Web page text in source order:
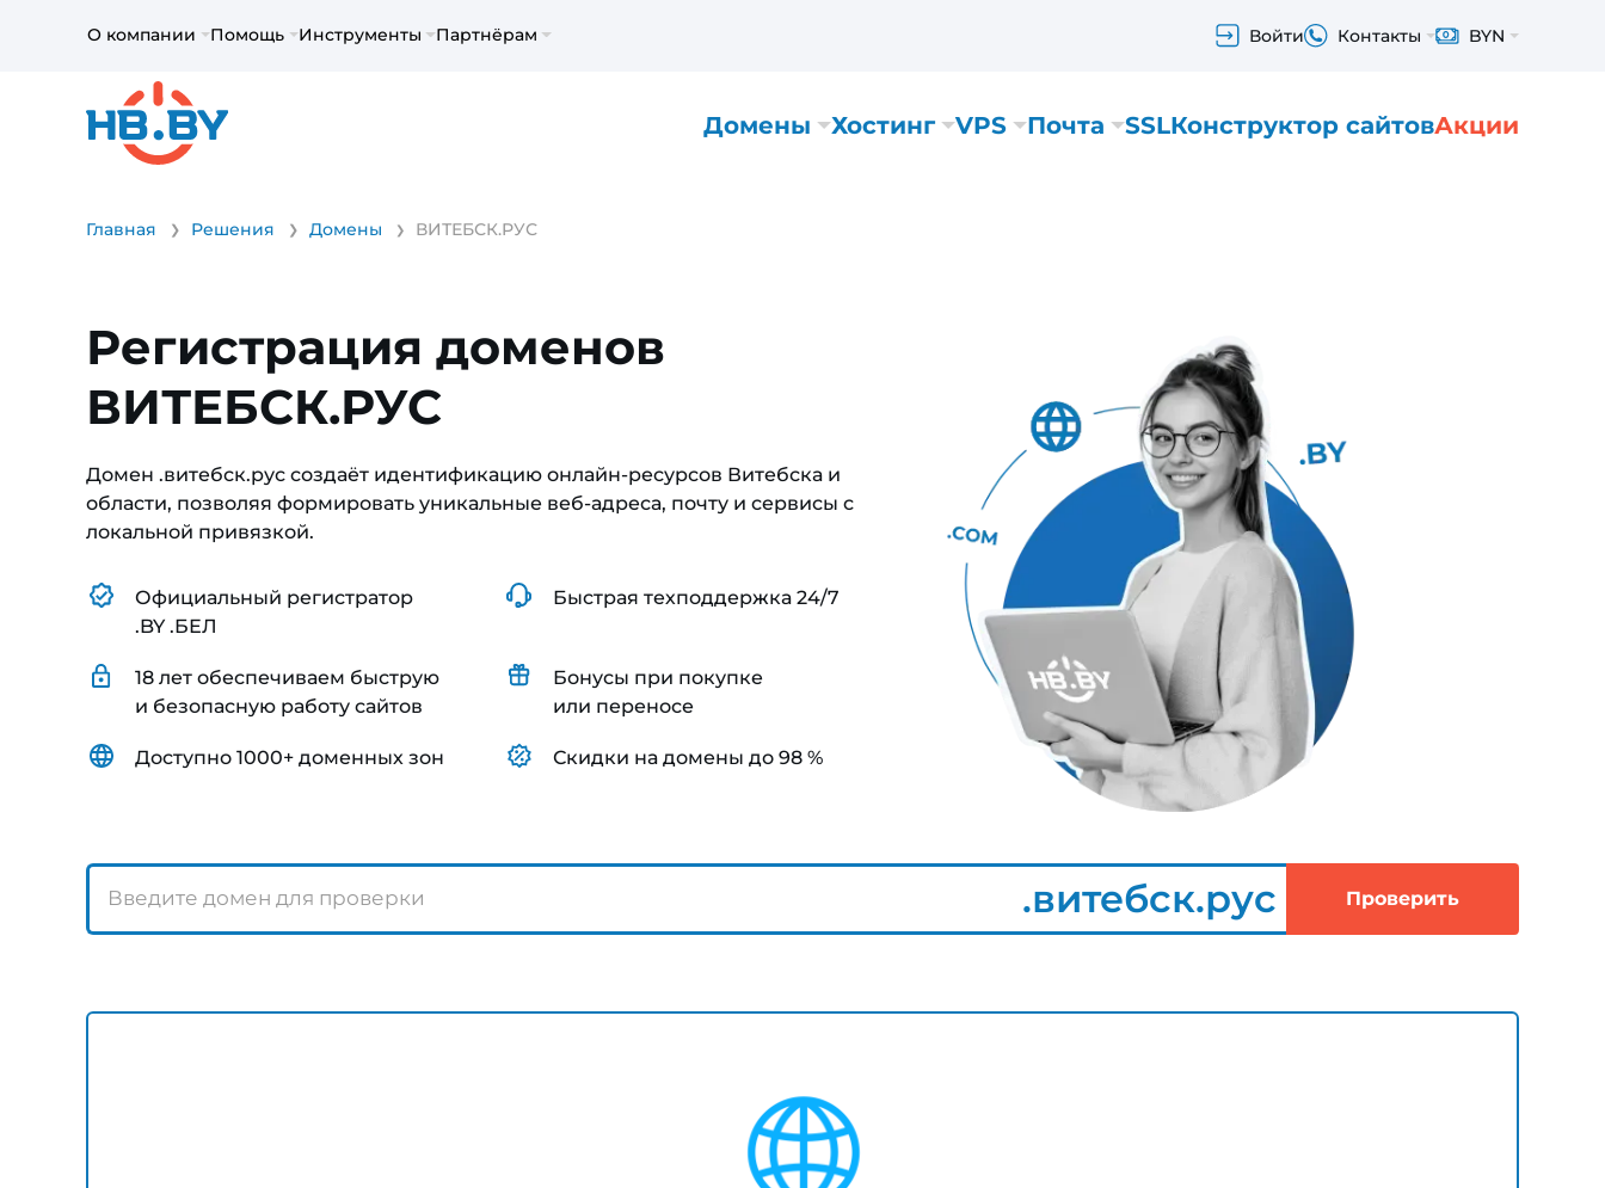
Войти Контакты BYN
Домены Хостинг VPS Почта SSLКонструктор сайтовАкции
О компании Помощь Инструменты Партнёрам
Главная Решения Домены ВИТЕБСК.РУС
Регистрация доменов
ВИТЕБСК.РУС
Домен .витебск.рус создаёт идентификацию онлайн-ресурсов Витебска и
области, позволяя формировать уникальные веб-адреса, почту и сервисы с
локальной привязкой.
Официальный регистратор
.BY .БЕЛ
Быстрая техподдержка 24/7
18 лет обеспечиваем быструю
и безопасную работу сайтов
Бонусы при покупке
или переносе
Доступно 1000+ доменных зон Скидки на домены до 98 %
.витебск.рус